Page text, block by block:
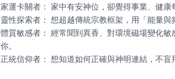
家運卡關者： 家中有安神位，卻覺得事業、健康
靈性探索者： 想超越傳統宗教框架，用「能量與
體質敏感者： 經常聞到異香、對環境磁場變化敏
你。
正統信仰者： 想知道如何正確與神明連結，不盲